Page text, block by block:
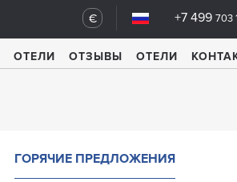
+7 499 703
€
ОТЕЛИ ОТЗЫВЫ ОТЕЛИ
ГОРЯЧИЕ ПРЕДЛОЖЕНИЯ